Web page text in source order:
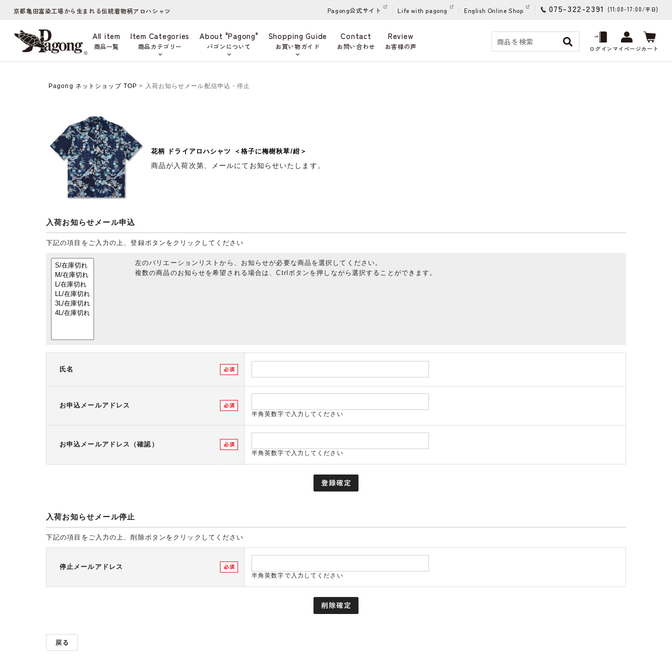
京都亀田富染工場から生まれる伝統着物柄アロハシャツ Pagong公式サイト Life with pagong English Online Shop 075-322-2391 (11:00-17:00/平日)
All item
商品一覧
Item Categories
商品カテゴリー
About "Pagong"
パゴンについて
Shopping Guide
お買い物ガイド
Contact
お問い合わせ
Review
お客様の声 ログインマイページカート
Pagong ネットショップ TOP > 入荷お知らせメール配信申込・停止
花柄 ドライアロハシャツ ＜格子に梅樹秋草/紺＞
商品が入荷次第、メールにてお知らせいたします。
入荷お知らせメール申込
下記の項目をご入力の上、登録ボタンをクリックしてください
左のバリエーションリストから、お知らせが必要な商品を選択してください。
複数の商品のお知らせを希望される場合は、Ctrlボタンを押しながら選択することができます。
氏名
お申込メールアドレス
半角英数字で入力してください
お申込メールアドレス（確認）
半角英数字で入力してください
入荷お知らせメール停止
下記の項目をご入力の上、削除ボタンをクリックしてください
停止メールアドレス
半角英数字で入力してください